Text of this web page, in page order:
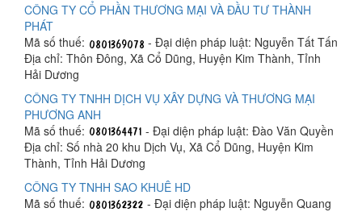
CÔNG TY CỔ PHẦN THƯƠNG MẠI VÀ ĐẦU TƯ THÀNH
PHÁT
Mã số thuế:
- Đại diện pháp luật: Nguyễn Tất Tấn
Địa chỉ: Thôn Đông, Xã Cổ Dũng, Huyện Kim Thành, Tỉnh
Hải Dương
CÔNG TY TNHH DỊCH VỤ XÂY DỰNG VÀ THƯƠNG MẠI
PHƯƠNG ANH
Mã số thuế:
- Đại diện pháp luật: Đào Văn Quyền
Địa chỉ: Số nhà 20 khu Dịch Vụ, Xã Cổ Dũng, Huyện Kim
Thành, Tỉnh Hải Dương
CÔNG TY TNHH SAO KHUÊ HD
Mã số thuế:
- Đại diện pháp luật: Nguyễn Quang